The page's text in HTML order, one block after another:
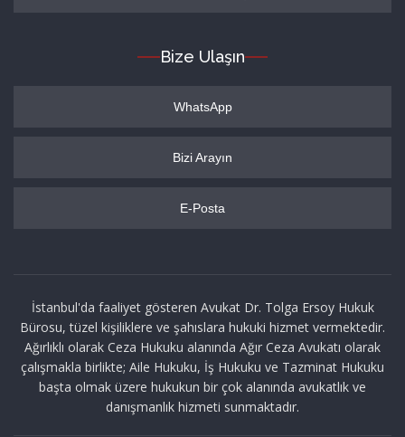
Bize Ulaşın
WhatsApp
Bizi Arayın
E-Posta
İstanbul'da faaliyet gösteren Avukat Dr. Tolga Ersoy Hukuk
Bürosu, tüzel kişiliklere ve şahıslara hukuki hizmet vermektedir.
Ağırlıklı olarak Ceza Hukuku alanında Ağır Ceza Avukatı olarak
çalışmakla birlikte; Aile Hukuku, İş Hukuku ve Tazminat Hukuku
başta olmak üzere hukukun bir çok alanında avukatlık ve
danışmanlık hizmeti sunmaktadır.